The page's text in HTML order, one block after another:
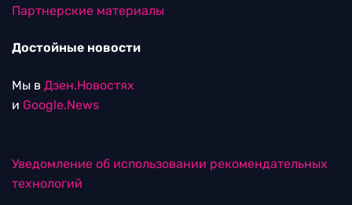
Партнерские материалы
Достойные новости
Мы в Дзен.Новостях
и Google.News
Уведомление об использовании рекомендательных
технологий